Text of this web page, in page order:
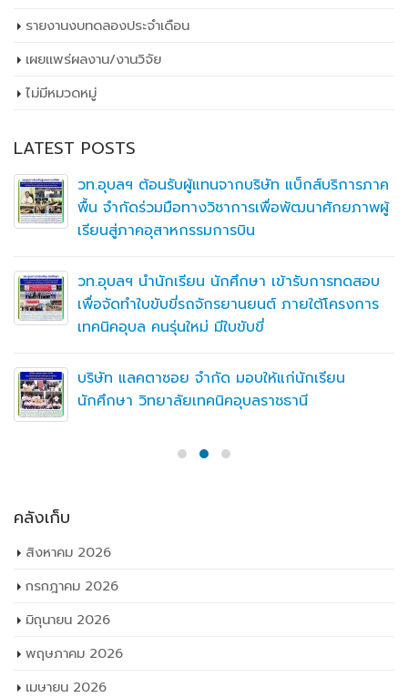
รายงานงบทดลองประจำเดือน
เผยเเพร่ผลงาน/งานวิจัย
ไม่มีหมวดหมู่
LATEST POSTS
วท.อุบลฯ ต้อนรับผู้แทนจากบริษัท แบ็กส์บริการภาค
พื้น จำกัดร่วมมือทางวิชาการเพื่อพัฒนาศักยภาพผู้
เรียนสู่ภาคอุสาหกรรมการบิน
วท.อุบลฯ นำนักเรียน นักศึกษา เข้ารับการทดสอบ
เพื่อจัดทำใบขับขี่รถจักรยานยนต์ ภายใต้โครงการ
เทคนิคอุบล คนรุ่นใหม่ มีใบขับขี่
บริษัท แลคตาซอย จำกัด มอบให้แก่นักเรียน
นักศึกษา วิทยาลัยเทคนิคอุบลราชธานี
คลังเก็บ
สิงหาคม 2026
กรกฎาคม 2026
มิถุนายน 2026
พฤษภาคม 2026
เมษายน 2026